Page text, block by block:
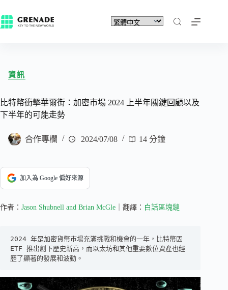
資訊
比特幣衝擊華爾街：加密市場 2024 上半年關鍵回顧以及
下半年的可能走勢
合作專欄 2024/07/08 14 分鐘
加入為 Google 偏好來源
作者： Jason Shubnell and Brian McGle ｜翻譯： 白話區塊鏈
2024 年是加密貨幣市場充滿挑戰和機會的一年，比特幣因
ETF 推出創下歷史新高，而以太坊和其他重要數位資產也經
歷了顯著的發展和波動。